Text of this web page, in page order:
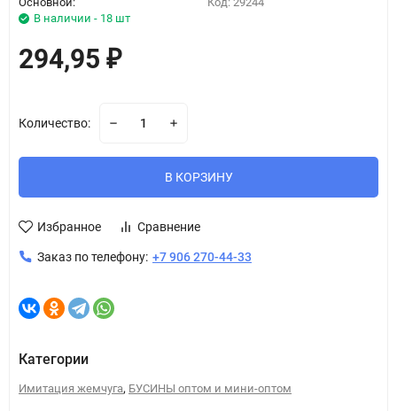
В наличии - 18 шт
294,95 ₽
Количество:
В КОРЗИНУ
Избранное Сравнение
Заказ по телефону: +7 906 270-44-33
Категории
Имитация жемчуга, БУСИНЫ оптом и мини-оптом